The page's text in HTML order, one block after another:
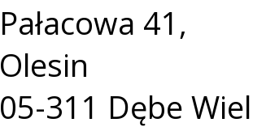
Pałacowa 41,
Olesin
05-311 Dębe